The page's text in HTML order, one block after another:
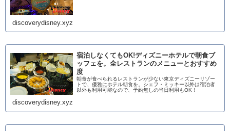
discoverydisney.xyz
宿泊しなくてもOK!ディズニーホテルで朝食ブ
ッフェを。全レストランのメニューとおすすめ
度
朝食が食べられるレストランが少ない東京ディズニーリゾー
トで、優雅にホテル朝食を。シェフ・ミッキー以外は宿泊者
以外も利用可能なので、予約無しの当日利用もOK！
discoverydisney.xyz